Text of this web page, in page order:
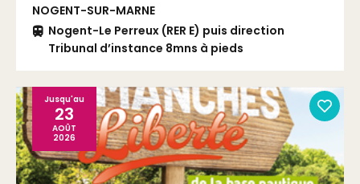
NOGENT-SUR-MARNE
Nogent-Le Perreux (RER E) puis direction
Tribunal d’instance 8mns à pieds
Jusqu'au
23
AOÛT
2026